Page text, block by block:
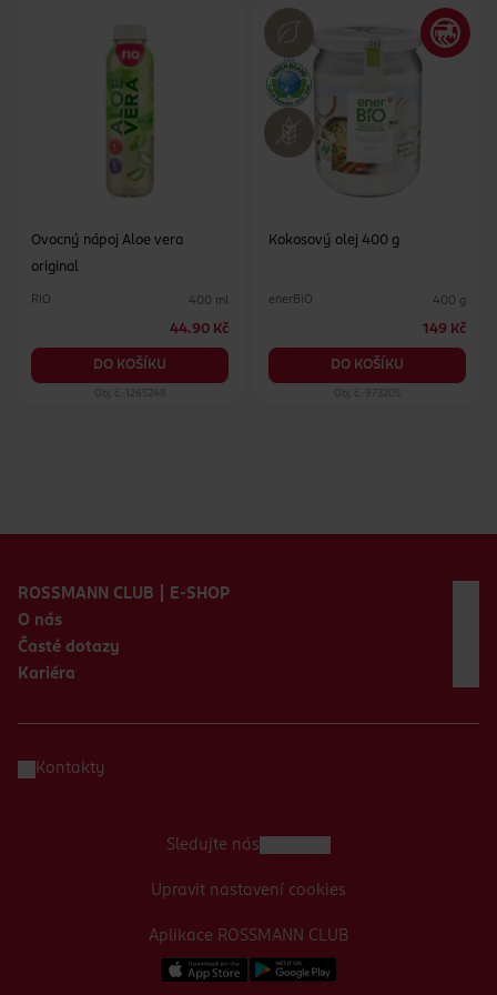
Ovocný nápoj Aloe vera
original
RIO 400 ml
44.90 Kč
DO KOŠÍKU
Obj. č.: 1265248
Kokosový olej 400 g
enerBiO 400 g
149 Kč
DO KOŠÍKU
Obj. č.: 973205
ROSSMANN CLUB | E-SHOP
O nás
Časté dotazy
Kariéra
Kontakty
Aplikace ROSSMANN CLUB
Sledujte nás
Upravit nastavení cookies